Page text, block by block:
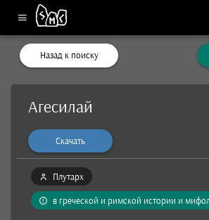
Назад к поиску
Агесилай
Скачать
Плутарх
в греческой и римской истории и